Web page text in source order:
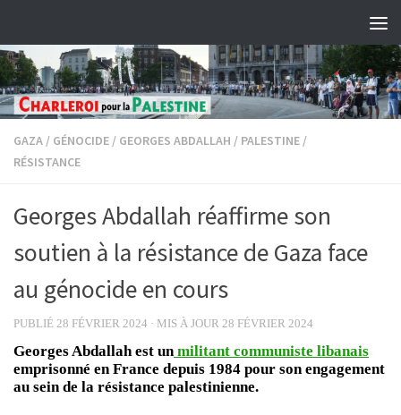
GAZA / GÉNOCIDE / GEORGES ABDALLAH / PALESTINE /
RÉSISTANCE
Georges Abdallah réaffirme son
soutien à la résistance de Gaza face
au génocide en cours
PUBLIÉ 28 FÉVRIER 2024 · MIS À JOUR 28 FÉVRIER 2024
Georges Abdallah est unmilitant communiste libanais
emprisonné en France depuis 1984 pour son engagement
au sein de la résistance palestinienne.